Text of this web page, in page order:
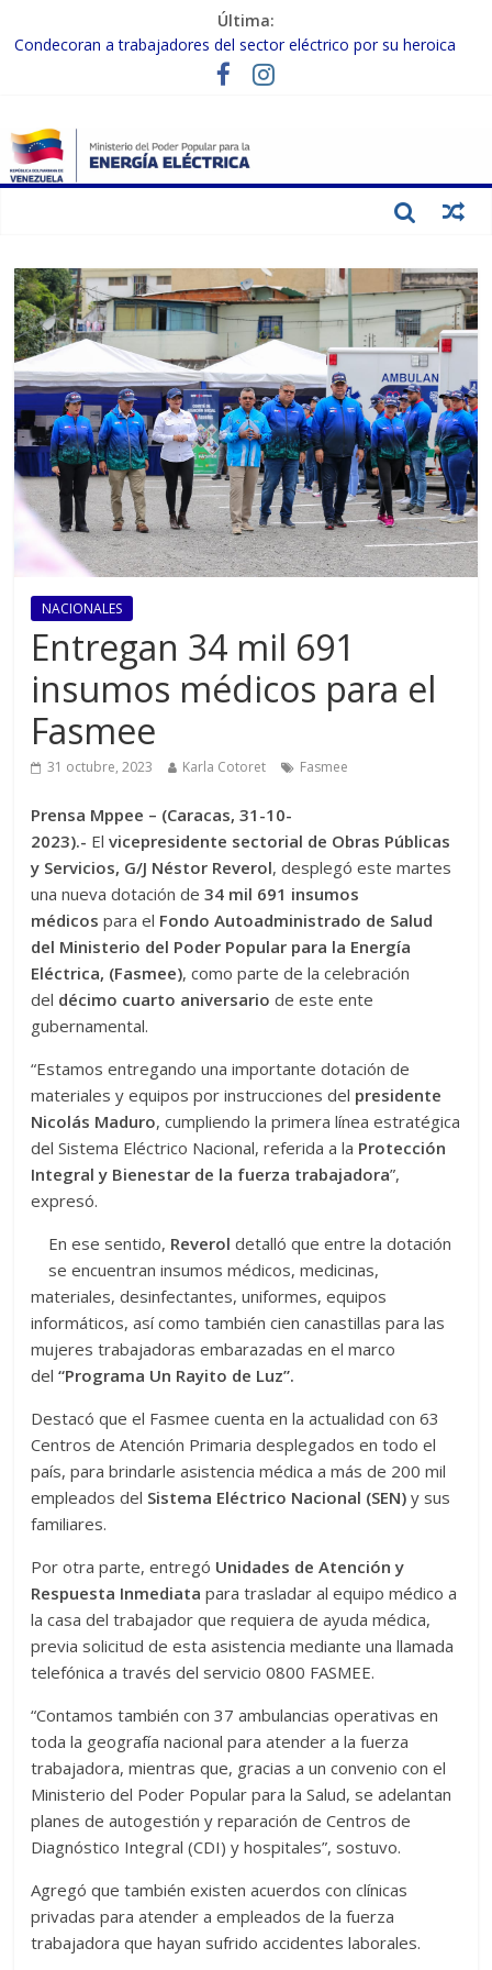
Última:
Condecoran a trabajadores del sector eléctrico por su heroica
labor tras el doble sismo del 24-J
Gobierno Nacional coordina acciones con el sector privado para
Inspeccionan trabajos de rehabilitación en instalaciones del SEN
en Carabobo
Gobierno Nacional activa plan preventivo para fortalecer el SEN
NACIONALES
Entregan 34 mil 691
insumos médicos para el
Fasmee
31 octubre, 2023 Karla Cotoret Fasmee
Prensa Mppee – (Caracas, 31-10-
2023).- Elvicepresidente sectorial de Obras Públicas
y Servicios, G/J Néstor Reverol, desplegó este martes
una nueva dotación de34 mil 691 insumos
médicos para el Fondo Autoadministrado de Salud
del Ministerio del Poder Popular para la Energía
Eléctrica, (Fasmee), como parte de la celebración
del décimo cuarto aniversario de este ente
gubernamental.
“Estamos entregando una importante dotación de
materiales y equipos por instrucciones del presidente
Nicolás Maduro, cumpliendo la primera línea estratégica
del Sistema Eléctrico Nacional, referida a la Protección
Integral y Bienestar de la fuerza trabajadora”,
expresó.
En ese sentido, Reverol detalló que entre la dotación
se encuentran insumos médicos, medicinas,
materiales, desinfectantes, uniformes, equipos
informáticos, así como también cien canastillas para las
mujeres trabajadoras embarazadas en el marco
del“Programa Un Rayito de Luz”.
Destacó que el Fasmee cuenta en la actualidad con 63
Centros de Atención Primaria desplegados en todo el
país, para brindarle asistencia médica a más de 200 mil
empleados del Sistema Eléctrico Nacional (SEN) y sus
familiares.
Por otra parte, entregó Unidades de Atención y
Respuesta Inmediata para trasladar al equipo médico a
la casa del trabajador que requiera de ayuda médica,
previa solicitud de esta asistencia mediante una llamada
telefónica a través del servicio 0800 FASMEE.
“Contamos también con 37 ambulancias operativas en
toda la geografía nacional para atender a la fuerza
trabajadora, mientras que, gracias a un convenio con el
Ministerio del Poder Popular para la Salud, se adelantan
planes de autogestión y reparación de Centros de
Diagnóstico Integral (CDI) y hospitales”, sostuvo.
Agregó que también existen acuerdos con clínicas
privadas para atender a empleados de la fuerza
trabajadora que hayan sufrido accidentes laborales.